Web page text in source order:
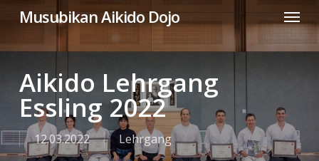
main
Musubikan Aikido Dojo Menu
Aikido Lehrgang
Essling 2022
12.03.2022 Lehrgang